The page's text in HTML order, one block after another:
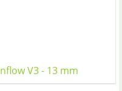
V3 - 13 mm